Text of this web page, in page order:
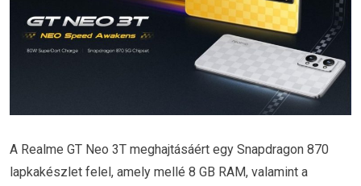
A Realme GT Neo 3T meghajtásáért egy Snapdragon 870
lapkakészlet felel, amely mellé 8 GB RAM, valamint a